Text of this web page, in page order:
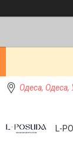
Одеса, Одеса,
L-